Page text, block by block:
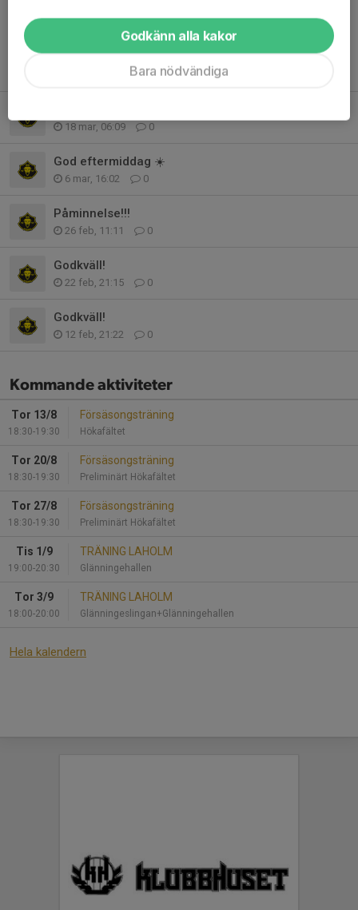
Läs mer
18 mar, 06:09 0
God eftermiddag ☀️
6 mar, 16:02 0
Påminnelse!!!
26 feb, 11:11 0
Godkväll!
22 feb, 21:15 0
Godkväll!
12 feb, 21:22 0
Kommande aktiviteter
Tor 13/8
18:30-19:30
Försäsongsträning
Hökafältet
Tor 20/8
18:30-19:30
Försäsongsträning
Preliminärt Hökafältet
Tor 27/8
18:30-19:30
Försäsongsträning
Preliminärt Hökafältet
Tis 1/9
19:00-20:30
TRÄNING LAHOLM
Glänningehallen
Tor 3/9
18:00-20:00
TRÄNING LAHOLM
Glänningeslingan+Glänningehallen
Hela kalendern
Godkänn alla kakor
Bara nödvändiga